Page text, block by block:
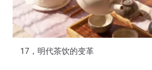
17，明代茶饮的变革